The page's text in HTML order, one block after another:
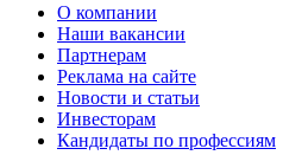
О компании
Наши вакансии
Партнерам
Реклама на сайте
Новости и статьи
Инвесторам
Кандидаты по профессиям